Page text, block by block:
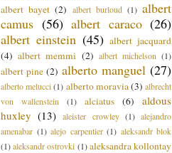
albert bayet (2) albert burloud (1) albert
camus (56) albert caraco (26)
albert einstein (45) albert jacquard
(4) albert memmi (2) albert michelson (1)
albert pine (2) alberto manguel (27)
alberto melucci (1) alberto moravia (3) albrecht
von wallenstein
(1) alciatus (6)
aldous
huxley (13) aleister crowley (1) alejandro
amenabar (1) alejo carpentier (1) aleksandr blok
(1) aleksandr ostrovki (1) aleksandra kollontay